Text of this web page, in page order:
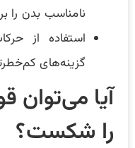
نامناسب بدن را
استفاده از
گزینه‌های
آیا می‌توان
را شکست؟